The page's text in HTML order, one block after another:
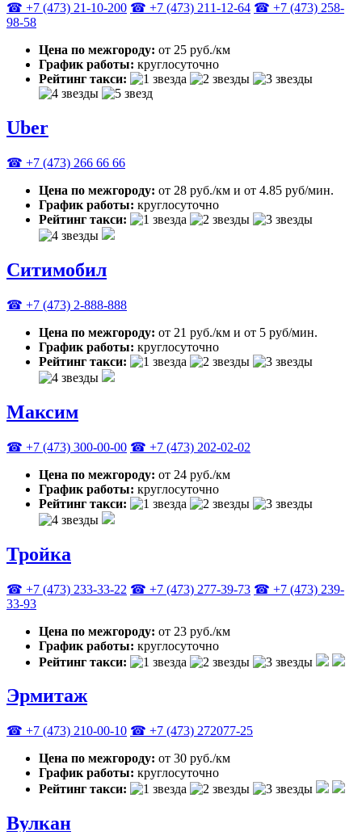
☎ +7 (473) 21-10-200 ☎ +7 (473) 211-12-64 ☎ +7 (473) 258-
98-58
Цена по межгороду: от 25 руб./км
График работы: круглосуточно
Рейтинг такси:
Uber
☎ +7 (473) 266 66 66
Цена по межгороду: от 28 руб./км и от 4.85 руб/мин.
График работы: круглосуточно
Рейтинг такси:
Ситимобил
☎ +7 (473) 2-888-888
Цена по межгороду: от 21 руб./км и от 5 руб/мин.
График работы: круглосуточно
Рейтинг такси:
Максим
☎ +7 (473) 300-00-00 ☎ +7 (473) 202-02-02
Цена по межгороду: от 24 руб./км
График работы: круглосуточно
Рейтинг такси:
Тройка
☎ +7 (473) 233-33-22 ☎ +7 (473) 277-39-73 ☎ +7 (473) 239-
33-93
Цена по межгороду: от 23 руб./км
График работы: круглосуточно
Рейтинг такси:
Эрмитаж
☎ +7 (473) 210-00-10 ☎ +7 (473) 272077-25
Цена по межгороду: от 30 руб./км
График работы: круглосуточно
Рейтинг такси:
Вулкан